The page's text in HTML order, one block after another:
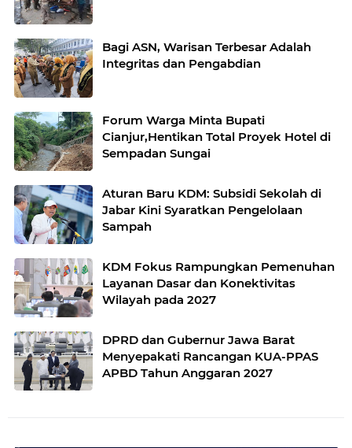
Bagi ASN, Warisan Terbesar Adalah
Integritas dan Pengabdian
Forum Warga Minta Bupati
Cianjur,Hentikan Total Proyek Hotel di
Sempadan Sungai
Aturan Baru KDM: Subsidi Sekolah di
Jabar Kini Syaratkan Pengelolaan
Sampah
KDM Fokus Rampungkan Pemenuhan
Layanan Dasar dan Konektivitas
Wilayah pada 2027
DPRD dan Gubernur Jawa Barat
Menyepakati Rancangan KUA-PPAS
APBD Tahun Anggaran 2027